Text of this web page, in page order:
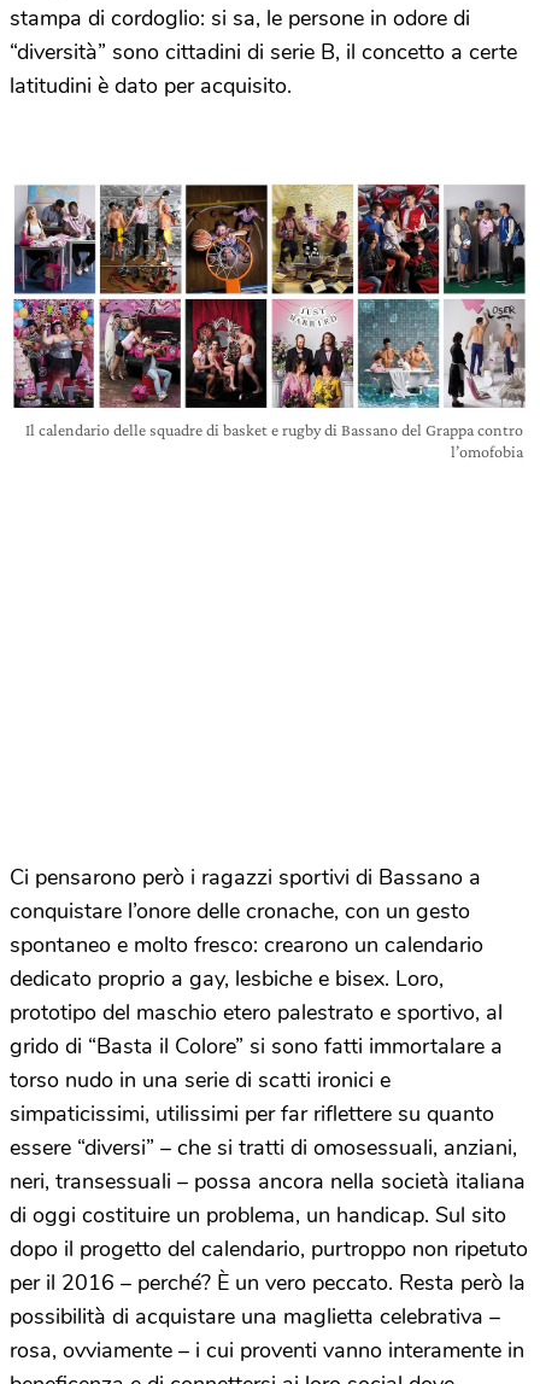
stampa di cordoglio: si sa, le persone in odore di
“diversità” sono cittadini di serie B, il concetto a certe
latitudini è dato per acquisito.
Il calendario delle squadre di basket e rugby di Bassano del Grappa contro
l’omofobia
Ci pensarono però i ragazzi sportivi di Bassano a
conquistare l’onore delle cronache, con un gesto
spontaneo e molto fresco: crearono un calendario
dedicato proprio a gay, lesbiche e bisex. Loro,
prototipo del maschio etero palestrato e sportivo, al
grido di “Basta il Colore” si sono fatti immortalare a
torso nudo in una serie di scatti ironici e
simpaticissimi, utilissimi per far riflettere su quanto
essere “diversi” – che si tratti di omosessuali, anziani,
neri, transessuali – possa ancora nella società italiana
di oggi costituire un problema, un handicap. Sul sito
dopo il progetto del calendario, purtroppo non ripetuto
per il 2016 – perché? È un vero peccato. Resta però la
possibilità di acquistare una maglietta celebrativa –
rosa, ovviamente – i cui proventi vanno interamente in